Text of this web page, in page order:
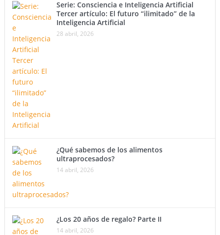
Serie: Consciencia e Inteligencia Artificial
Tercer artículo: El futuro “ilimitado” de la
Inteligencia Artificial
28 abril, 2026
¿Qué sabemos de los alimentos
ultraprocesados?
14 abril, 2026
¿Los 20 años de regalo? Parte II
14 abril, 2026